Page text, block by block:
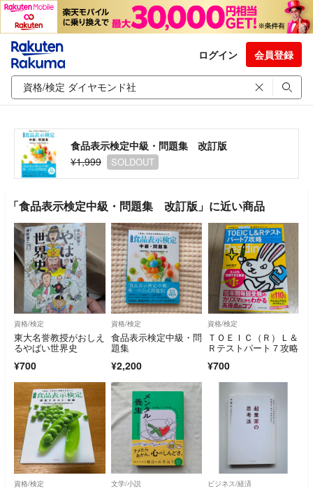
ログイン 会員登録
食品表示検定中級・問題集 改訂版
¥1,999
SOLDOUT
「食品表示検定中級・問題集 改訂版」に近い商品
資格/検定
東大名誉教授がおしえ
るやばい世界史
¥700
資格/検定
食品表示検定中級・問
題集
¥2,200
資格/検定
ＴＯＥＩＣ（Ｒ）Ｌ＆
Ｒテストパート７攻略
¥700
資格/検定 文学/小説 ビジネス/経済